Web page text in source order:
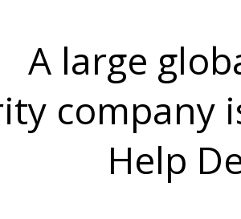
A large
company
Help